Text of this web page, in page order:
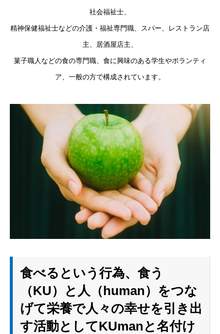
社会福祉士、
精神保健福祉士などの介護・福祉専門職、スパー、レストラン店
主、居酒屋店主、
菓子職人などの食の専門職、食に興味のある学生やボランティ
ア、一般の方で構成されています。
食べるという行為、食う
（KU）と人（human）をつな
げて栄養で人々の幸せを引き出
す活動としてKUmanと名付け